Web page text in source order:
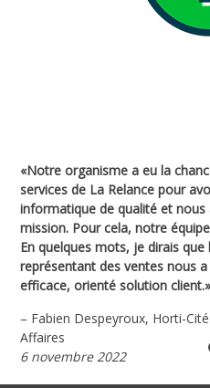
«Notre organisme a eu la
services de La Relance pour
informatique de qualité et
mission. Pour cela, notre
En quelques mots, je dirais
représentant des ventes nous
efficace, orienté solution client.»
– Fabien Despeyroux, Horti-
Affaires
6 novembre 2022